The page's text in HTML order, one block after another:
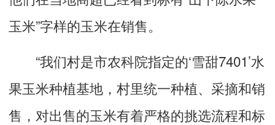
玉米”字样的玉米在销售。
“我们村是市农科院指定的‘雪甜7401’水
果玉米种植基地，村里统一种植、采摘和销
售，对出售的玉米有着严格的挑选流程和标